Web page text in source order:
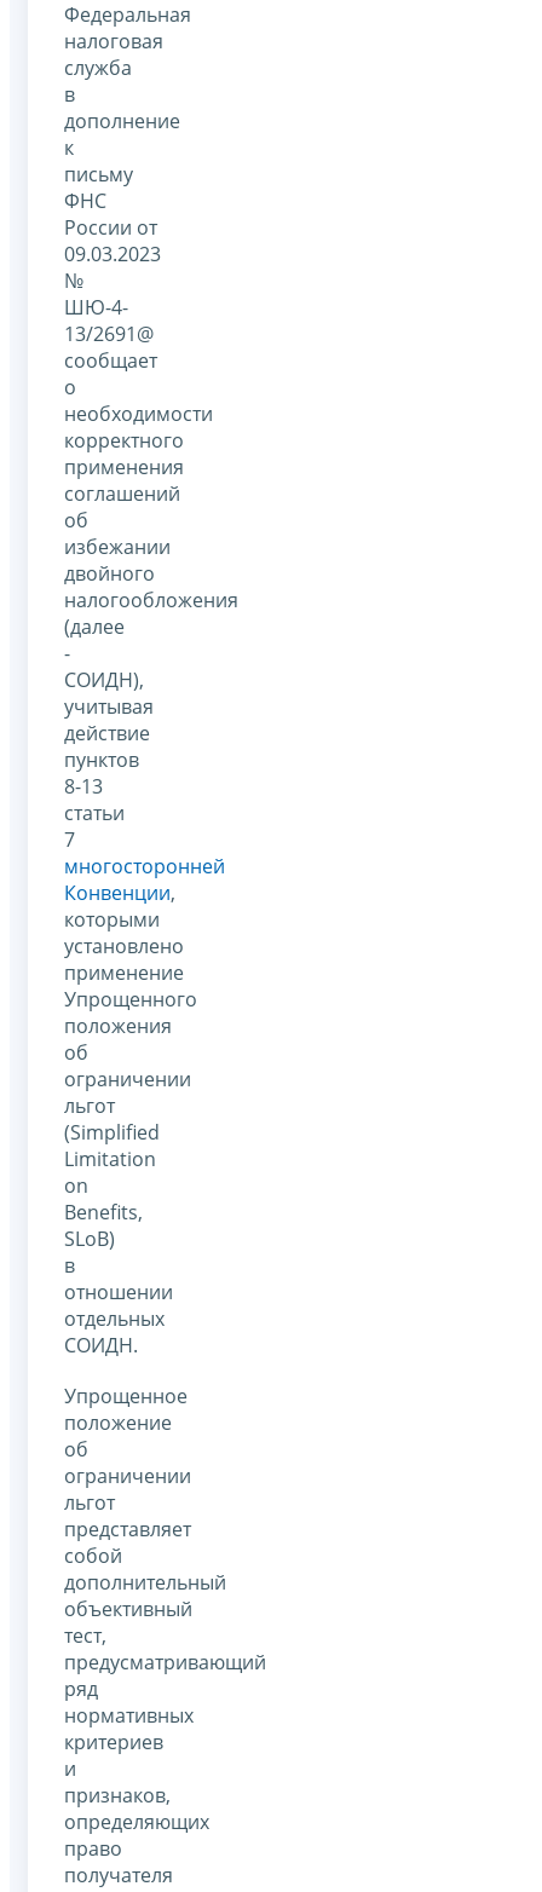
Федеральная
налоговая
служба
в
дополнение
к
письму
ФНС
России от
09.03.2023
№
ШЮ-4-
13/2691@
сообщает
о
необходимости
корректного
применения
соглашений
об
избежании
двойного
налогообложения
(далее
-
СОИДН),
учитывая
действие
пунктов
8-13
статьи
7
многосторонней
Конвенции,
которыми
установлено
применение
Упрощенного
положения
об
ограничении
льгот
(Simplified
Limitation
on
Benefits,
SLoB)
в
отношении
отдельных
СОИДН.
Упрощенное
положение
об
ограничении
льгот
представляет
собой
дополнительный
объективный
тест,
предусматривающий
ряд
нормативных
критериев
и
признаков,
определяющих
право
получателя